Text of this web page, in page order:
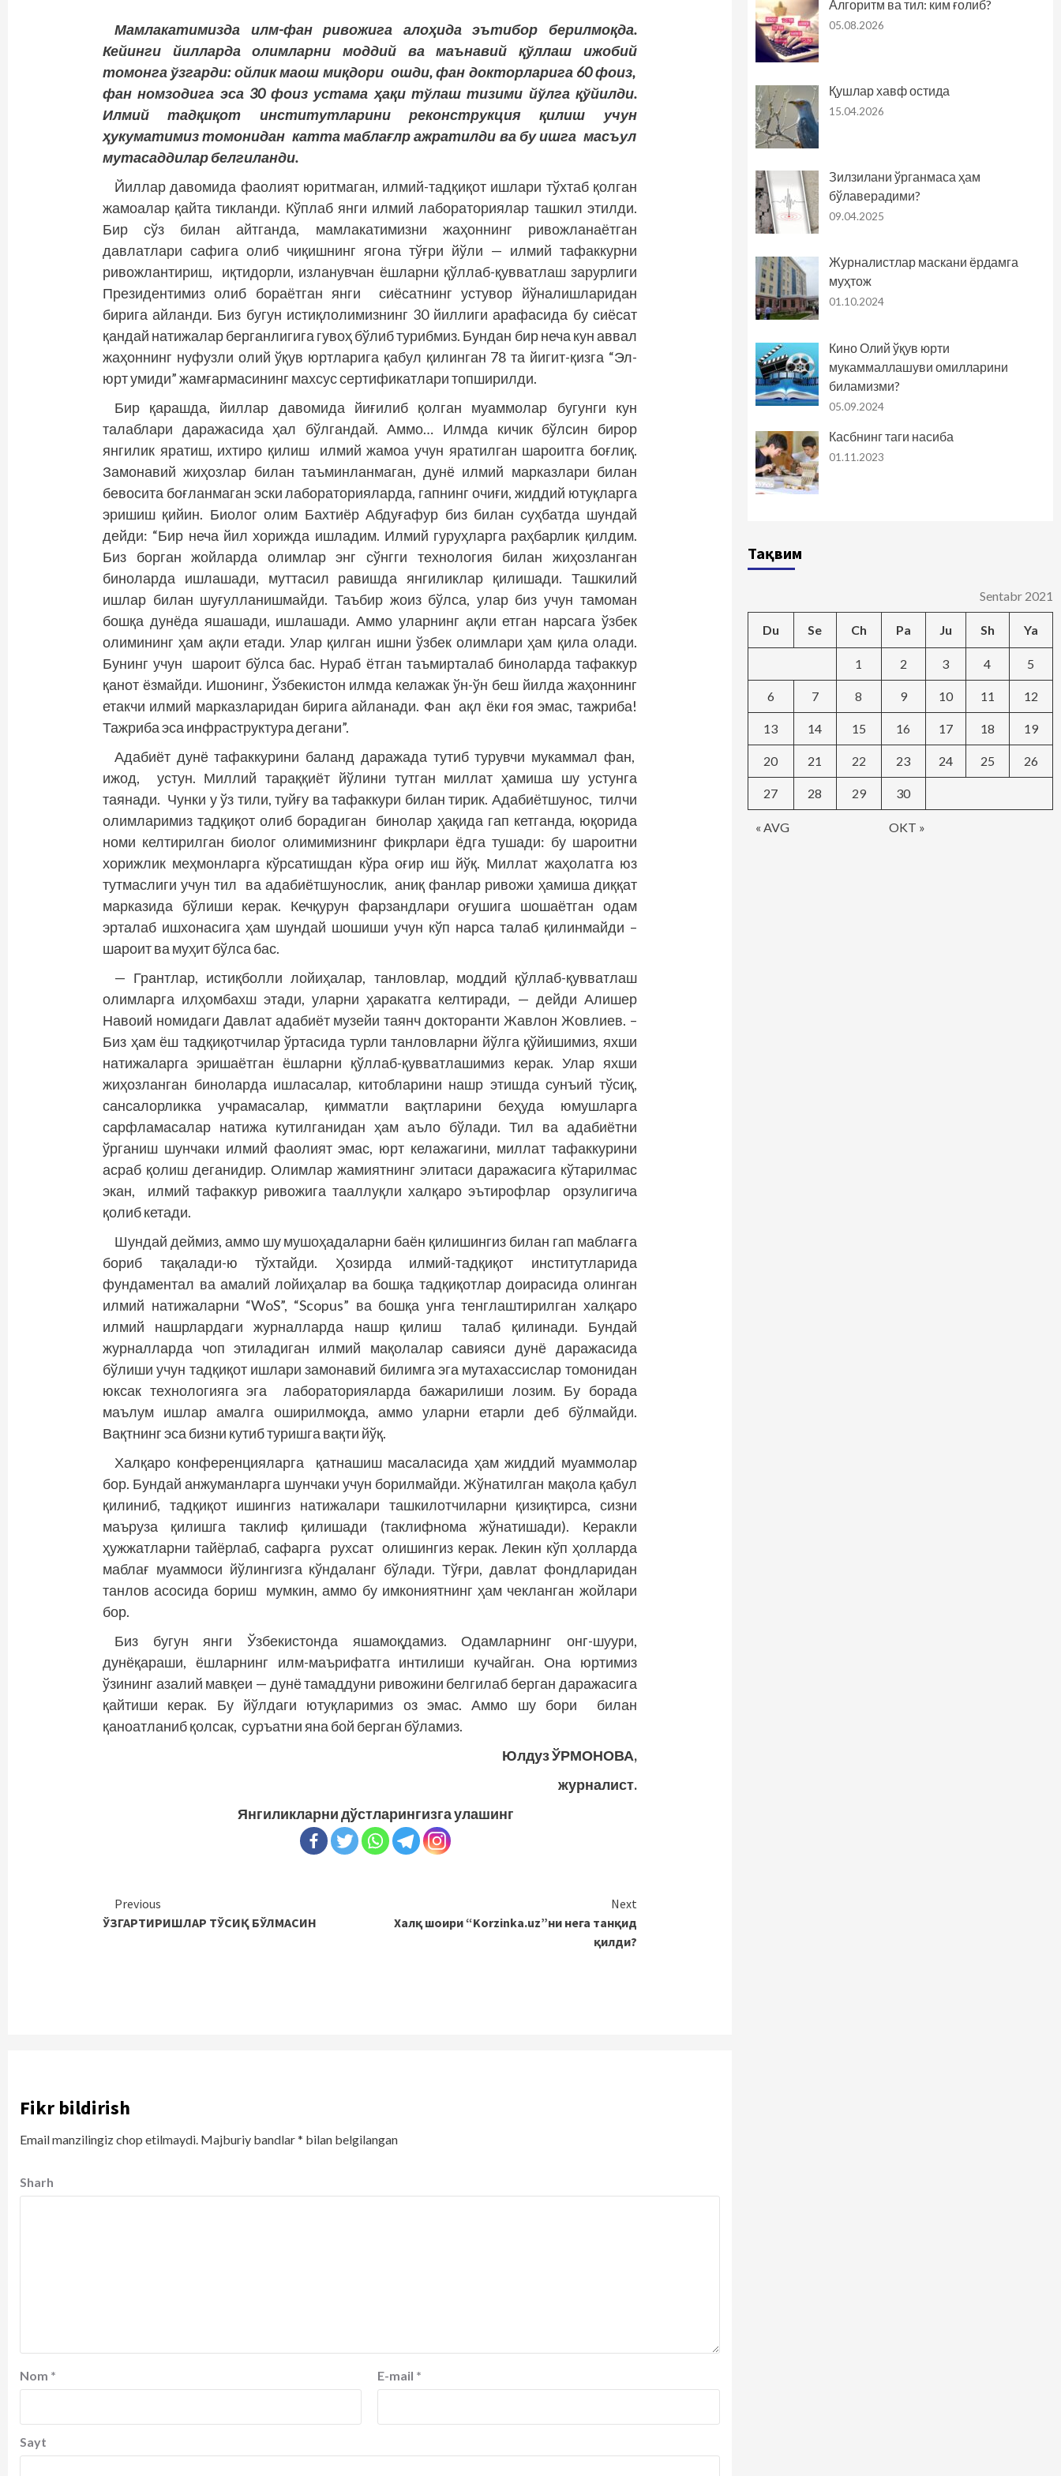
Мамлакатимизда илм-фанривожига алоҳидаэътибор берилмоқда.
Кейинги йиллардаолимларни моддий вамаънавий қўллаш ижобий
томонга ўзгарди: ойликмаош миқдориошди, фан докторларига60 фоиз,
фан номзодига эса30 фоиз устама ҳақитўлаш тизими йўлгақўйилди.
Илмий тадқиқот институтлариниреконс­трукция қилиш учун
ҳукуматимизтомонидан каттамаблағлражратилди вабуишга масъул
мутасаддиларбелгиланди.
Йиллар давомида фаолият юритмаган, илмий-тадқиқот ишлари тўхтаб қолган
жамоалар қайта тик­ланди. Кўп­лаб янги илмий лабораториялар ташкил этилди.
Бир сўз билан айтганда, мамлакатимизни жаҳоннинг ривожланаётган
давлатлари сафига олиб чиқишнинг ягона тўғри йўли — илмий тафаккурни
ривожлантириш, иқтидорли, изланувчан ёшларни қўллаб-қувватлаш зарурлиги
Президентимиз олиб бораётган янги сиё­сатнинг устувор йўналишларидан
бирига айланди. Биз бугун истиқлолимизнинг 30 йиллиги арафасида бу сиёсат
қандай натижалар берганлигига гувоҳ бўлиб турибмиз. Бундан бир неча кун аввал
жаҳоннинг нуфузли олий ўқув юртларига қабул қилинган 78 та йигит-қизга “Эл-
юрт умиди” жамғармасининг махсус сертификатлари топширилди.
Бир қарашда, йиллар давомида йиғилиб қолган муаммолар бугунги кун
талаблари даражасида ҳал бўлгандай. Аммо… Илмда кичик бўлсин бирор
янгилик яратиш, ихтиро қилиш илмий жамоа учун яратилган шароитга боғлиқ.
Замонавий жиҳозлар билан таъминланмаган, дунё илмий марказлари билан
бевосита боғланмаган эски лабораторияларда, гапнинг очиғи, жиддий ютуқларга
эришиш қийин. Биолог олим Бахтиёр Абдуғафур биз билан суҳбатда шундай
дейди: “Бир неча йил хорижда ишладим. Илмий гуруҳларга раҳбарлик қилдим.
Биз борган жойларда олимлар энг сўнгги технология билан жиҳозланган
биноларда ишлашади, муттасил равишда янгиликлар қилишади. Ташкилий
ишлар билан шуғулланишмайди. Таъбир жоиз бўлса, улар биз учун тамоман
бошқа дунёда яшашади, ишлашади. Аммо уларнинг ақли етган нарсага ўзбек
олимининг ҳам ақли етади. Улар қилган ишни ўзбек олимлари ҳам қила олади.
Бунинг учун шароит бўлса бас. Нураб ётган таъмирталаб биноларда тафаккур
қанот ёзмайди. Ишонинг, Ўзбекистон илмда келажак ўн-ўн беш йилда жаҳоннинг
етакчи илмий марказларидан бирига айланади. Фан ақл ёки ғоя эмас, тажриба!
Тажриба эса инфраструктура дегани”.
Адабиёт дунё тафаккурини баланд даражада тутиб турувчи мукаммал фан,
ижод, устун. Миллий тараққиёт йўлини тутган миллат ҳамиша шу устунга
таянади. Чунки у ўз тили, туйғу ва тафаккури билан тирик. Адабиётшунос, тилчи
олимларимиз тадқиқот олиб борадиган бинолар ҳақида гап кетганда, юқорида
номи келтирилган биолог олимимизнинг фикрлари ёдга тушади: бу шароитни
хорижлик меҳмонларга кўрсатишдан кўра оғир иш йўқ. Миллат жаҳолатга юз
тутмаслиги учун тил ва адабиётшунослик, аниқ фанлар ривожи ҳамиша диққат
марказида бўлиши керак. Кечқурун фарзандлари оғушига шошаётган одам
эрталаб ишхонасига ҳам шундай шошиши учун кўп нарса талаб қилинмайди –
шароит ва муҳит бўлса бас.
— Грантлар, истиқболли лойиҳалар, танловлар, моддий қўллаб-қувватлаш
олимларга илҳомбахш этади, уларни ҳаракатга келтиради, — дейди Алишер
Навоий номидаги Давлат адабиёт музейи таянч докторанти Жавлон Жовлиев. –
Биз ҳам ёш тадқиқотчилар ўртасида турли танловларни йўлга қўйишимиз, яхши
натижаларга эришаётган ёшларни қўллаб-қувватлашимиз керак. Улар яхши
жиҳозланган биноларда ишласалар, китобларини нашр этишда сунъий тўсиқ,
сансалорликка учрамасалар, қимматли вақтларини беҳуда юмушларга
сарфламасалар натижа кутилганидан ҳам аъло бўлади. Тил ва адабиётни
ўрганиш шунчаки илмий фаолият эмас, юрт келажагини, миллат тафаккурини
асраб қолиш деганидир. Олимлар жамиятнинг элитаси даражасига кўтарилмас
экан, илмий тафаккур ривожига тааллуқли халқаро эътирофлар орзулигича
қолиб кетади.
Шундай деймиз, аммо шу мушоҳадаларни баён қилишингиз билан гап маблағга
бориб тақалади-ю тўхтайди. Ҳозирда илмий-тадқиқот инс­титутларида
фундаментал ва амалий лойиҳалар ва бошқа тадқиқотлар доирасида олинган
илмий натижаларни “WoS”, “Scopus” ва бошқа унга тенглаштирилган халқаро
илмий нашрлардаги журналларда нашр қилиш талаб қилинади. Бундай
журналларда чоп этиладиган илмий мақолалар савияси дунё даражасида
бўлиши учун тадқиқот ишлари замонавий билимга эга мутахассислар томонидан
юксак техноло­гияга эга лабораторияларда бажарилиши лозим. Бу борада
маълум ишлар амалга оширилмоқда, аммо уларни етарли деб бўлмайди.
Вақтнинг эса бизни кутиб туришга вақти йўқ.
Халқаро конференцияларга қатнашиш масаласида ҳам жиддий муаммолар
бор. Бундай анжуманларга шунчаки учун борилмайди. Жўнатилган мақола қабул
қилиниб, тадқиқот ишингиз натижалари ташкилотчиларни қизиқтирса, сизни
маъруза қилишга таклиф қилишади (таклифнома жўнатишади). Керакли
ҳужжатларни тайёрлаб, сафарга рухсат олишингиз керак. Лекин кўп ҳолларда
маблағ муаммоси йўлингизга кўндаланг бўлади. Тўғри, давлат фондларидан
танлов асосида бориш мумкин, аммо бу имкониятнинг ҳам чекланган жойлари
бор.
Биз бугун янги Ўзбекистонда яшамоқдамиз. Одамларнинг онг-шуури,
дунёқараши, ёшларнинг илм-маърифатга интилиши кучайган. Она юртимиз
ўзининг азалий мавқеи — дунё тамаддуни ривожини белгилаб берган даражасига
қайтиши керак. Бу йўлдаги ютуқларимиз оз эмас. Аммо шу бори билан
қаноатланиб қолсак, суръатни яна бой берган бўламиз.
Юлдуз ЎРМОНОВА,
журналист.
Янгиликларни дўстларингизга улашинг
Continue
Reading
Previous
ЎЗГАРТИРИШЛАР ТЎСИҚ БЎЛМАСИН
Next
Халқ шоири “Korzinka.uz”ни нега танқид
қилди?
Fikr bildirish
Email manzilingiz chop etilmaydi. Majburiy bandlar* bilan belgilangan
Sharh
Nom * E-mail *
Sayt
Алгоритм ва тил: ким ғолиб?
05.08.2026
Қушлар хавф остида
15.04.2026
Зилзилани ўрганмаса ҳам
бўлаверадими?
09.04.2025
Журналистлар маскани ёрдамга
муҳтож
01.10.2024
Кино Олий ўқув юрти
мукаммаллашуви омилларини
биламизми?
05.09.2024
Касбнинг таги насиба
01.11.2023
Тақвим
Sentabr 2021
Du Se Ch Pa Ju Sh Ya
« AVG OKT »
1 2 3 4 5
6 7 8 9 10 11 12
13 14 15 16 17 18 19
20 21 22 23 24 25 26
27 28 29 30